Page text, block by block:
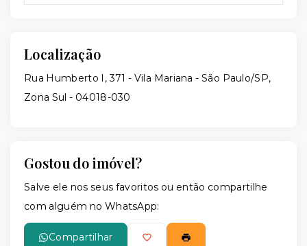
Localização
Rua Humberto I, 371 - Vila Mariana - São Paulo/SP,
Zona Sul - 04018-030
Gostou do imóvel?
Salve ele nos seus favoritos ou então compartilhe
com alguém no WhatsApp:
Compartilhar